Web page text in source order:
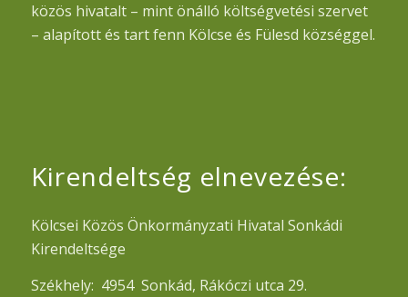
közös hivatalt – mint önálló költségvetési szervet
– alapított és tart fenn Kölcse és Fülesd községgel.
Kirendeltség elnevezése:
Kölcsei Közös Önkormányzati Hivatal Sonkádi
Kirendeltsége
Székhely: 4954 Sonkád, Rákóczi utca 29.